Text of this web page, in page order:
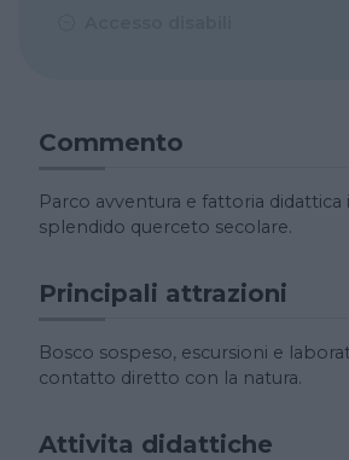
Commento
Parco avventura e fattoria
splendido querceto secolare.
Principali attrazioni
Bosco sospeso, escursioni e
contatto diretto con la natura.
Attivita didattiche